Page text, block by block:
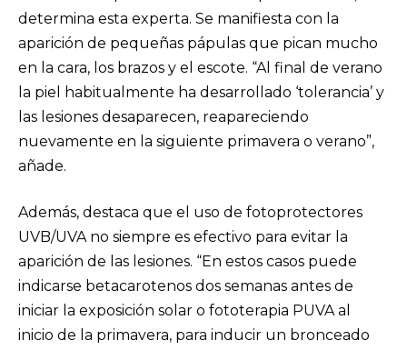
determina esta experta. Se manifiesta con la
aparición de pequeñas pápulas que pican mucho
en la cara, los brazos y el escote. “Al final de verano
la piel habitualmente ha desarrollado ‘tolerancia’ y
las lesiones desaparecen, reapareciendo
nuevamente en la siguiente primavera o verano”,
añade.
Además, destaca que el uso de fotoprotectores
UVB/UVA no siempre es efectivo para evitar la
aparición de las lesiones. “En estos casos puede
indicarse betacarotenos dos semanas antes de
iniciar la exposición solar o fototerapia PUVA al
inicio de la primavera, para inducir un bronceado